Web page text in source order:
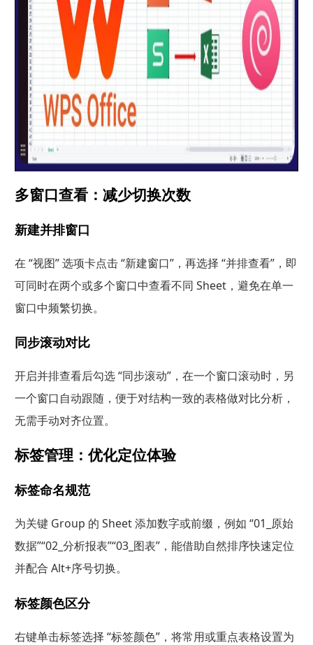
多窗口查看：减少切换次数
新建并排窗口
在 “视图” 选项卡点击 “新建窗口”，再选择 “并排查看”，即
可同时在两个或多个窗口中查看不同 Sheet，避免在单一
窗口中频繁切换。
同步滚动对比
开启并排查看后勾选 “同步滚动”，在一个窗口滚动时，另
一个窗口自动跟随，便于对结构一致的表格做对比分析，
无需手动对齐位置。
标签管理：优化定位体验
标签命名规范
为关键 Group 的 Sheet 添加数字或前缀，例如 “01_原始
数据”“02_分析报表”“03_图表”，能借助自然排序快速定位
并配合 Alt+序号切换。
标签颜色区分
右键单击标签选择 “标签颜色”，将常用或重点表格设置为